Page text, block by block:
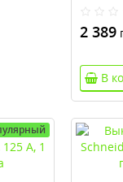
2 389
В